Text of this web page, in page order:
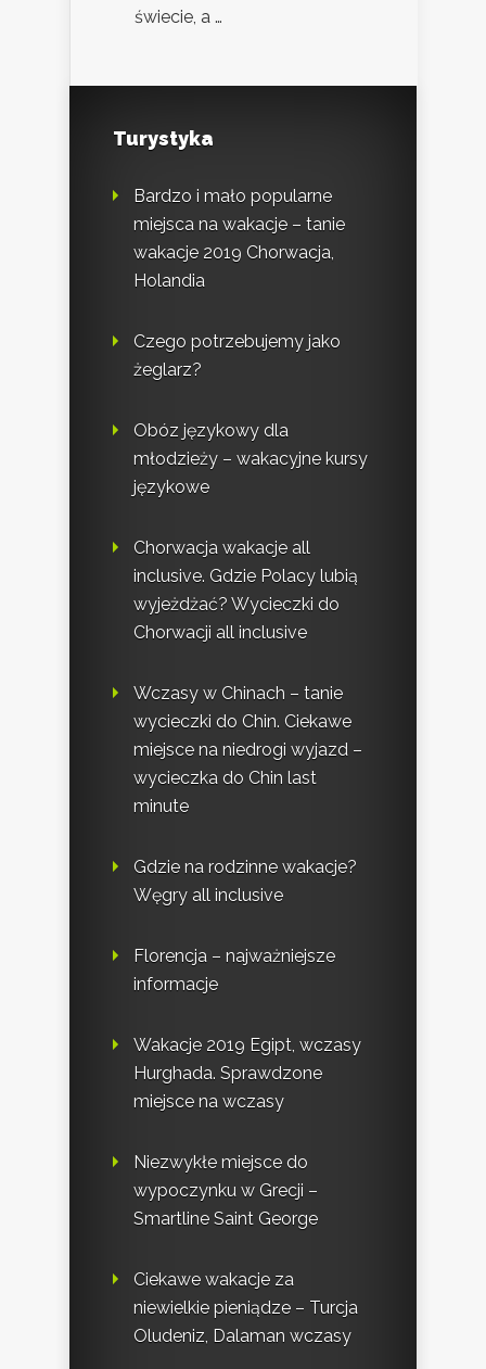
świecie, a …
Turystyka
Bardzo i mało popularne
miejsca na wakacje – tanie
wakacje 2019 Chorwacja,
Holandia
Czego potrzebujemy jako
żeglarz?
Obóz językowy dla
młodzieży – wakacyjne kursy
językowe
Chorwacja wakacje all
inclusive. Gdzie Polacy lubią
wyjeżdżać? Wycieczki do
Chorwacji all inclusive
Wczasy w Chinach – tanie
wycieczki do Chin. Ciekawe
miejsce na niedrogi wyjazd –
wycieczka do Chin last
minute
Gdzie na rodzinne wakacje?
Węgry all inclusive
Florencja – najważniejsze
informacje
Wakacje 2019 Egipt, wczasy
Hurghada. Sprawdzone
miejsce na wczasy
Niezwykłe miejsce do
wypoczynku w Grecji –
Smartline Saint George
Ciekawe wakacje za
niewielkie pieniądze – Turcja
Oludeniz, Dalaman wczasy